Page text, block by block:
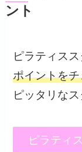
ント
ピラティス
ポイントを
ピッタリな
ピラティ